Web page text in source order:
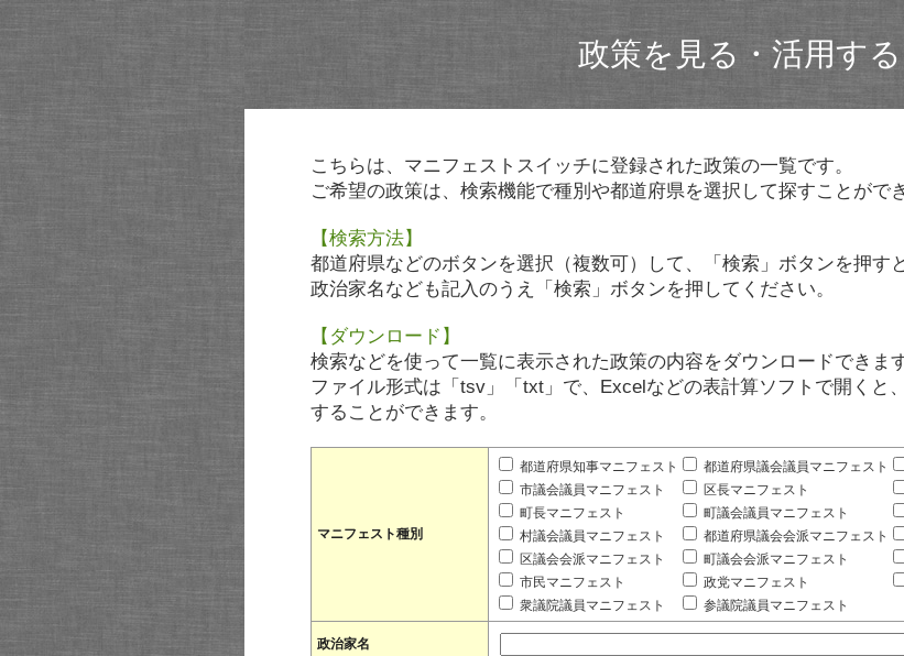
政策を見る・活用する
こちらは、マニフェストスイッチに登録された政策の一覧です。
ご希望の政策は、検索機能で種別や都道府県を選択して探すことがで
【検索方法】
都道府県などのボタンを選択（複数可）して、「検索」ボタンを押す
政治家名なども記入のうえ「検索」ボタンを押してください。
【ダウンロード】
検索などを使って一覧に表示された政策の内容をダウンロードできます
ファイル形式は「tsv」「txt」で、Excelなどの表計算ソフトで開くと
することができます。
マニフェスト種別
都道府県知事マニフェスト 都道府県議会議員マニフェスト
市議会議員マニフェスト
区長マニフェスト
町長マニフェスト
町議会議員マニフェスト
村議会議員マニフェスト
都道府県議会会派マニフェスト
区議会会派マニフェスト
町議会会派マニフェスト
市民マニフェスト
政党マニフェスト
衆議院議員マニフェスト
参議院議員マニフェスト
政治家名